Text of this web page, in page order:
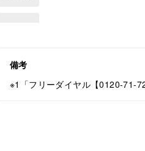
備考
※1「フリーダイヤル【0120-71-